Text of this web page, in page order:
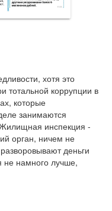
хотя это
тотальной коррупции в
которые
занимаются
инспекция -
орган, ничем не
деньги
намного лучше,